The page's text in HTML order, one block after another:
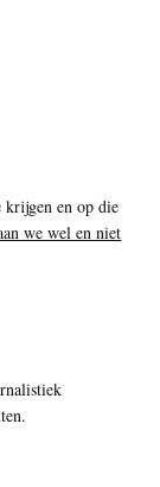
krijgen en op die
we wel en niet